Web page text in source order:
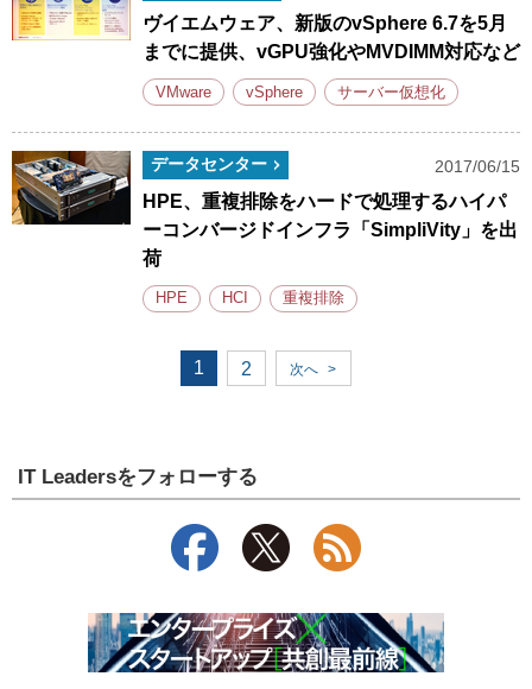
ヴイエムウェア、新版のvSphere 6.7を5月
までに提供、vGPU強化やMVDIMM対応など
VMware vSphere サーバー仮想化
データセンター 2017/06/15
HPE、重複排除をハードで処理するハイパ
ーコンバージドインフラ「SimpliVity」を出
荷
HPE HCI 重複排除
1 2 次へ >
IT Leadersをフォローする